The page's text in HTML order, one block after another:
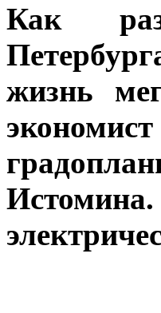
Как
жизнь